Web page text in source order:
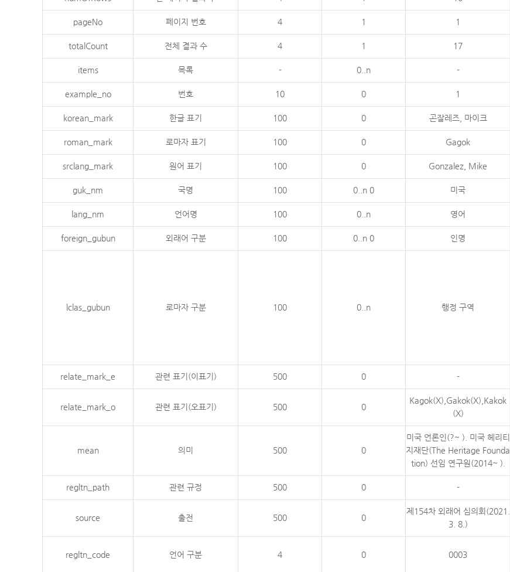
pageNo 페이지 번호 4 1 1
totalCount 전체 결과 수 4 1 17
items 목록 - 0..n -
example_no 번호 10 0 1
korean_mark 한글 표기 100 0 곤잘레즈, 마이크
roman_mark 로마자 표기 100 0 Gagok
srclang_mark 원어 표기 100 0 Gonzalez, Mike
guk_nm 국명 100 0..n 0 미국
lang_nm 언어명 100 0..n 영어
foreign_gubun 외래어 구분 100 0..n 0 인명
lclas_gubun 로마자 구분 100 0..n 행정 구역
relate_mark_e 관련 표기(이표기) 500 0 -
relate_mark_o 관련 표기(오표기) 500 0
Kagok(X),Gakok(X),Kakok
(X)
mean 의미 500 0
미국 언론인(?~ ). 미국 헤리티
지재단(The Heritage Founda
tion) 선임 연구원(2014~ ).
regltn_path 관련 규정 500 0 -
source 출전 500 0
제154차 외래어 심의회(2021.
3. 8.)
regltn_code 언어 구분 4 0 0003